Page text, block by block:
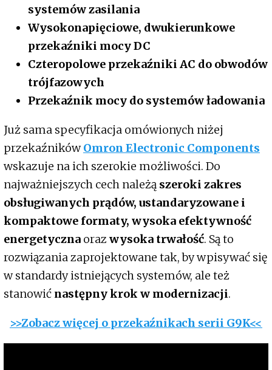
systemów zasilania
Wysokonapięciowe, dwukierunkowe
przekaźniki mocy DC
Czteropolowe przekaźniki AC do obwodów
trójfazowych
Przekaźnik mocy do systemów ładowania
Już sama specyfikacja omówionych niżej
przekaźnikówOmron Electronic Components
wskazuje na ich szerokie możliwości. Do
najważniejszych cech należą szeroki zakres
obsługiwanych prądów, ustandaryzowane i
kompaktowe formaty, wysoka efektywność
energetyczna oraz wysoka trwałość. Są to
rozwiązania zaprojektowane tak, by wpisywać się
w standardy istniejących systemów, ale też
stanowić następny krok w modernizacji.
>>Zobacz więcej o przekaźnikach serii G9K<<